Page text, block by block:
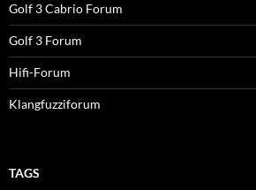
Golf 3 Cabrio Forum
Golf 3 Forum
Hifi-Forum
Klangfuzziforum
TAGS